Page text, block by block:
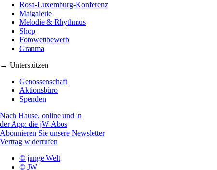
Rosa-Luxemburg-Konferenz
Maigalerie
Melodie & Rhythmus
Shop
Fotowettbewerb
Granma
→ Unterstützen
Genossenschaft
Aktionsbüro
Spenden
Nach Hause, online und in
der App: die jW-Abos
Abonnieren Sie unsere Newsletter
Vertrag widerrufen
© junge Welt
© JW